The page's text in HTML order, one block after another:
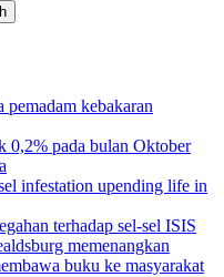
kebakaran
0,2% pada bulan Oktober
infestation upending life in
terhadap sel-sel ISIS
memenangkan
buku ke masyarakat